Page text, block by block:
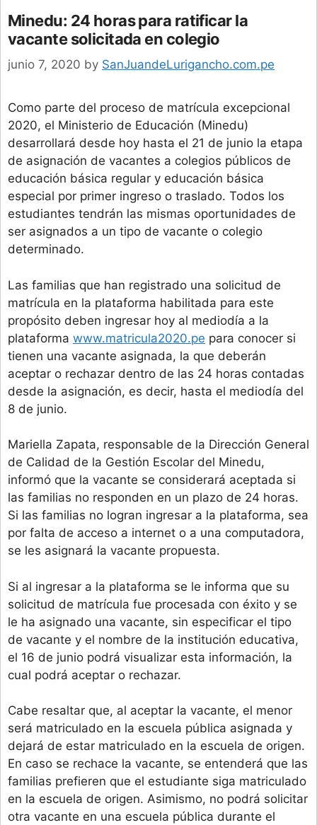
Minedu: 24 horas para ratificar la
vacante solicitada en colegio
junio 7, 2020 by SanJuandeLurigancho.com.pe
Como parte del proceso de matrícula excepcional
2020, el Ministerio de Educación (Minedu)
desarrollará desde hoy hasta el 21 de junio la etapa
de asignación de vacantes a colegios públicos de
educación básica regular y educación básica
especial por primer ingreso o traslado. Todos los
estudiantes tendrán las mismas oportunidades de
ser asignados a un tipo de vacante o colegio
determinado.
Las familias que han registrado una solicitud de
matrícula en la plataforma habilitada para este
propósito deben ingresar hoy al mediodía a la
plataforma www.matricula2020.pe para conocer si
tienen una vacante asignada, la que deberán
aceptar o rechazar dentro de las 24 horas contadas
desde la asignación, es decir, hasta el mediodía del
8 de junio.
Mariella Zapata, responsable de la Dirección General
de Calidad de la Gestión Escolar del Minedu,
informó que la vacante se considerará aceptada si
las familias no responden en un plazo de 24 horas.
Si las familias no logran ingresar a la plataforma, sea
por falta de acceso a internet o a una computadora,
se les asignará la vacante propuesta.
Si al ingresar a la plataforma se le informa que su
solicitud de matrícula fue procesada con éxito y se
le ha asignado una vacante, sin especificar el tipo
de vacante y el nombre de la institución educativa,
el 16 de junio podrá visualizar esta información, la
cual podrá aceptar o rechazar.
Cabe resaltar que, al aceptar la vacante, el menor
será matriculado en la escuela pública asignada y
dejará de estar matriculado en la escuela de origen.
En caso se rechace la vacante, se entenderá que las
familias prefieren que el estudiante siga matriculado
en la escuela de origen. Asimismo, no podrá solicitar
otra vacante en una escuela pública durante el